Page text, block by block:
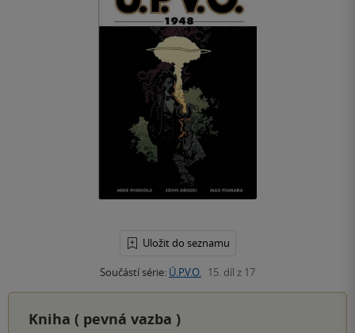
Uložit do seznamu
Součástí série: Ú.P.V.O. 15. díl z 17
Kniha ( pevná vazba )